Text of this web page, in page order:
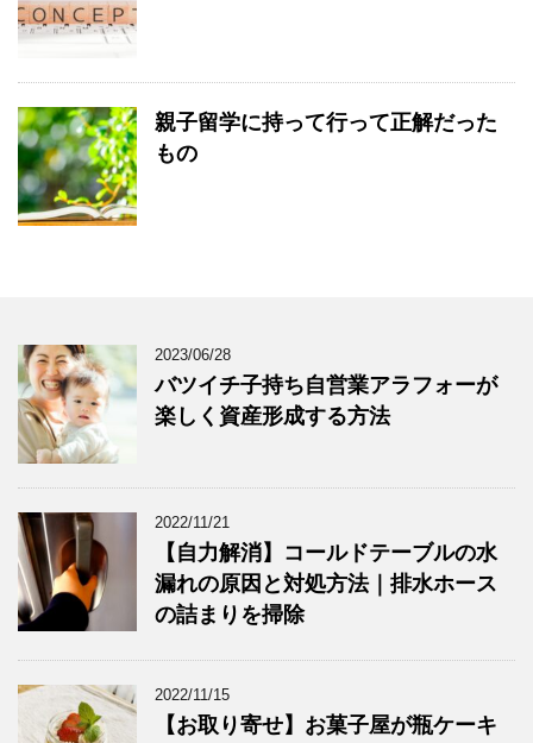
親子留学に持って行って正解だった
もの
2023/06/28
バツイチ子持ち自営業アラフォーが
楽しく資産形成する方法
2022/11/21
【自力解消】コールドテーブルの水
漏れの原因と対処方法｜排水ホース
の詰まりを掃除
2022/11/15
【お取り寄せ】お菓子屋が瓶ケーキ